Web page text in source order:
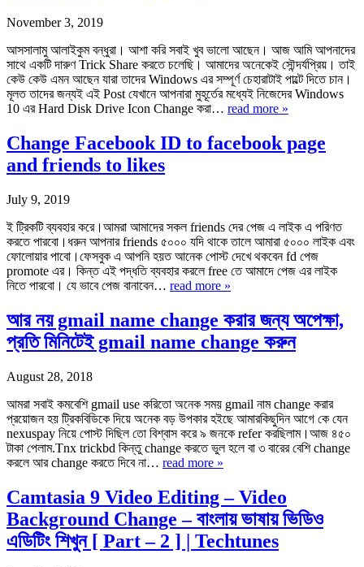
November 3, 2019
আসসালামু আলাইকুম বন্ধুরা। আশা করি সবাই খুব ভালো আছেন। আজ আমি আপনাদের
সাথে একটি দারুণ Trick Share করতে চলেছি। আমাদের অনেকেই সৌন্দর্যপ্রিয়। তাই
কেউ কেউ এমন আছেন যারা তাদের Windows এর সম্পূর্ণ চেহারাটাই পাল্টে দিতে চান।
মূলত তাদের জন্যই এই Post যেখানে আপনারা মুহূর্তের মধ্যেই নিজেদের Windows
10 এর Hard Disk Drive Icon Change করা… read more »
Change Facebook ID to facebook page
and friends to likes
July 9, 2019
ই ট্রিকটি ব্যবহার করে।আমরা আমাদের সকল friends দের পেজ এ লাইক এ পরিণত
করতে পারবো।ধরুন আপনার friends ৫০০০ যদি থাকে তালে আমারা ৫০০০ লাইক এবং
ফোলোয়ার পাবো।ফেসবুক এ আপনি হয়ত আনেক পোস্ট দেখে থকবেন fd পেজ
promote এর। কিন্ত এই পদ্ধতি ব্যবহার করলে free তে আমাদে পেজ এর লাইক
নিতে পারবো। যে ভাবে পেজ বানাবেন… read more »
আর নয় gmail name change করার জন্য অপেক্ষা,
প্রতি মিনিটেই gmail name change করুন
August 28, 2018
আমরা সবাই কমবেশি gmail use করিতো অনেক সময় gmail নাম change করার
প্রয়োজন হয় ট্রিকবিডিকে দিয়ে অনেক বড় উপকার হইছে আমারকিছুদিন আগে কে যেন
nexuspay নিয়ে পোস্ট দিছিল তো বিশ্বাস করে ৯ জনকে refer করছিলাম।আজ ৪৫০
টাকা পেলাম.Tnx trickbd কিন্তু change করতে ভুল হলে বা ৩ বারের বেশি change
করলে আর change করতে দিবে না… read more »
Camtasia 9 Video Editing – Video
Background Change – বাংলায় ভাষায় ভিডিও
এডিটিং শিখুন [ Part – 2 ] | Techtunes